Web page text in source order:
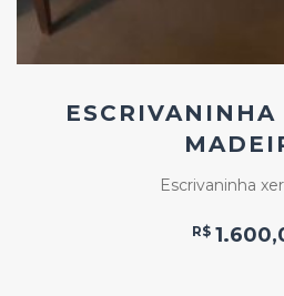
ESCRIVANINHA
Escrivaninha
R$